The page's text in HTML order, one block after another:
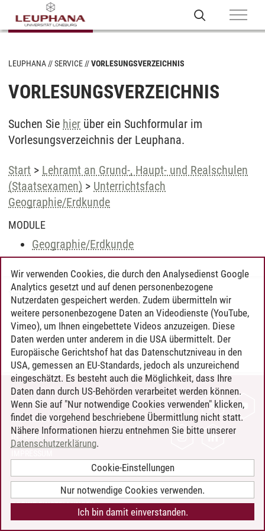
LEUPHANA SERVICE VORLESUNGSVERZEICHNIS
VORLESUNGSVERZEICHNIS
Suchen Sie hier über ein Suchformular im
Vorlesungsverzeichnis der Leuphana.
Start > Lehramt an Grund-, Haupt- und Realschulen
(Staatsexamen) > Unterrichtsfach
Geographie/Erdkunde
MODULE
Geographie/Erdkunde
Timo Leder /30.06.2024
KONTAKT
LEUPHANA ALS ARBEITGEBER
INTRANET
BARRIEREFREIHEIT
COOKIE-EINSTELLUNGEN
Wir verwenden Cookies, die durch den Analysedienst Google
Analytics gesetzt und auf denen personenbezogene
Nutzerdaten gespeichert werden. Zudem übermitteln wir
weitere personenbezogene Daten an Videodienste (YouTube,
Vimeo), um Ihnen eingebettete Videos anzuzeigen. Diese
Daten werden unter anderem in die USA übermittelt. Der
Europäische Gerichtshof hat das Datenschutzniveau in den
USA, gemessen an EU-Standards, jedoch als unzureichend
eingeschätzt. Es besteht auch die Möglichkeit, dass Ihre
Daten dann durch US-Behörden verarbeitet werden können.
Wenn Sie auf "Nur notwendige Cookies verwenden" klicken,
findet die vorgehend beschriebene Übermittlung nicht statt.
Nähere Informationen hierzu entnehmen Sie bitte unserer
Datenschutzerklärung.
Cookie-Einstellungen
Nur notwendige Cookies verwenden.
Ich bin damit einverstanden.